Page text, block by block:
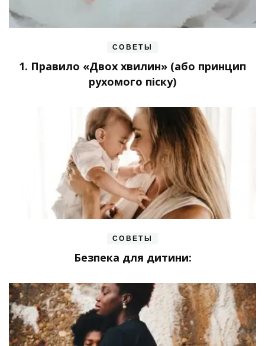
СОВЕТЫ
1. Правило «Двох хвилин» (або принцип
рухомого піску)
СОВЕТЫ
Безпека для дитини: